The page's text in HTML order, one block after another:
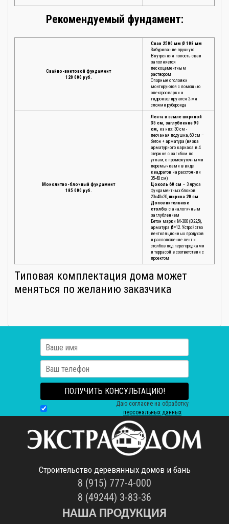
Рекомендуемый фундамент:
Свайно-винтовой фундамент
120 000 руб.
Сваи 2500 мм Ø 108 мм
Забуривание вручную
Внутренняя полость сваи
заполняется
пескоцементным
раствором
Опорные оголовки
монтируются с помощью
электросварки и
гидроизолируются 2-мя
слоями рубероида
Монолитно-блочный фундамент
185 000 руб.
Лента в земле шириной
35 см, заглубление 90
см, из них: 30 см -
песчаная подушка, 60 см –
бетон + арматура (вязка
арматурного каркаса в 4
стержня с загибом по
углам, с промежуточными
перемычками в виде
квадратов на расстоянии
35-40 см)
Цоколь 60 см – 3 яруса
фундаментных блоков
20х40х20, ширина 20 см
Дополнительные
столбы с аналогичным
заглублением
Бетон марки М-300 (В22,5),
арматура Ø=12. Устройство
вентиляционных продухов
и расположение лент и
столбов под перегородками
и террасой в соответствии с
проектом
Типовая комплектация дома может
меняться по желанию заказчика
ПОЛУЧИТЬ КОНСУЛЬТАЦИЮ!
Даю согласие на обработку
персональных данных
Строительство деревянных домов и бань
8 (915) 777-4-000
8 (49244) 3-83-36
НАША ПРОДУКЦИЯ